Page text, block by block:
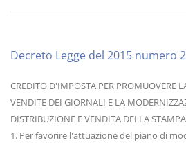
Decreto Legge del 2015 numero
CREDITO D'IMPOSTA PER PROMUOVERE
VENDITE DEI GIORNALI E LA
DISTRIBUZIONE E VENDITA DELLA
1. Per favorire l'attuazione del piano di